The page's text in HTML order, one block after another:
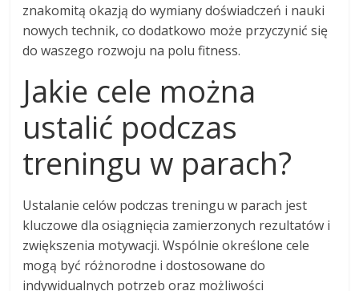
znakomitą okazją do wymiany doświadczeń i nauki
nowych technik, co dodatkowo może przyczynić się
do waszego rozwoju na polu fitness.
Jakie cele można
ustalić podczas
treningu w parach?
Ustalanie celów podczas treningu w parach jest
kluczowe dla osiągnięcia zamierzonych rezultatów i
zwiększenia motywacji. Wspólnie określone cele
mogą być różnorodne i dostosowane do
indywidualnych potrzeb oraz możliwości